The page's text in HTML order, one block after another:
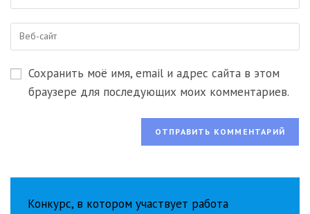
имя
пользователя,
чтобы
прокомментировать
адрес,
чтобы
Введите
веб-
сайта
Сохранить моё имя, email и адрес сайта в этом
браузере для последующих моих комментариев.
Конкурс, в котором участвует работа